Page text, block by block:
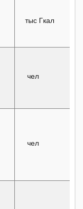
тыс Гкал
чел
чел